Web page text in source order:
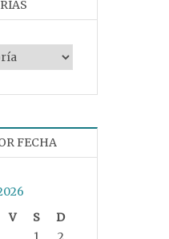
FECHA
V S
D